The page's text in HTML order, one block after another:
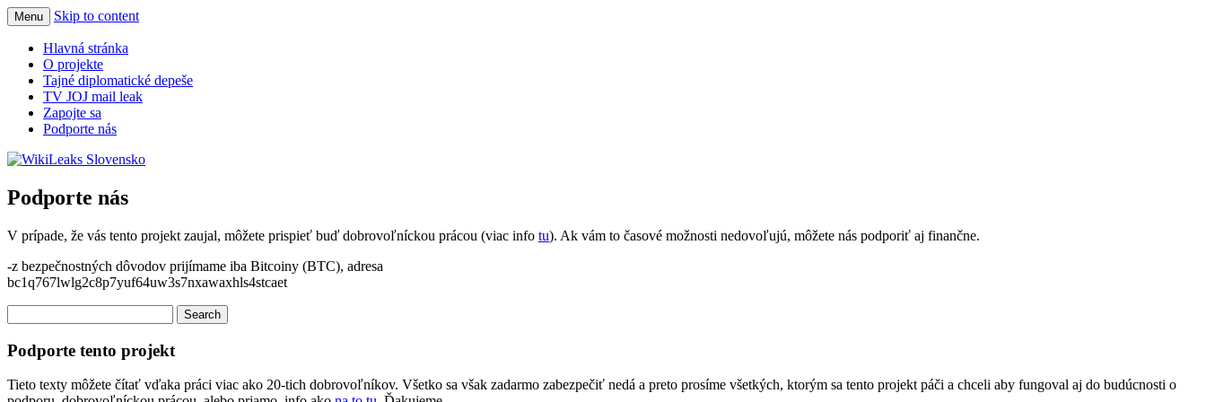
WikiLeaks Slovensko
wikileaks.sk
Menu Skip to content
Hlavná stránka
O projekte
Tajné diplomatické depeše
TV JOJ mail leak
Zapojte sa
Podporte nás
Podporte nás
V prípade, že vás tento projekt zaujal, môžete prispieť buď dobrovoľníckou prácou (viac info tu). Ak vám to časové možnosti nedovoľujú, môžete nás podporiť aj finančne.
-z bezpečnostných dôvodov prijímame iba Bitcoiny (BTC), adresa
bc1q767lwlg2c8p7yuf64uw3s7nxawaxhls4stcaet
for:
Podporte tento projekt
Tieto texty môžete čítať vďaka práci viac ako 20-tich dobrovoľníkov. Všetko sa však zadarmo zabezpečiť nedá a preto prosíme všetkých, ktorým sa tento projekt páči a chceli aby fungoval aj do budúcnosti o